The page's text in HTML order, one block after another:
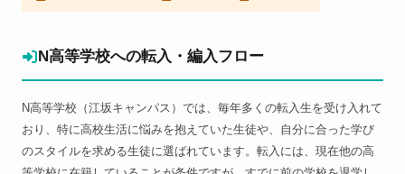
N高等学校への転入・編入フロー
N高等学校（江坂キャンパス）では、毎年多くの転入生を受け入れて
おり、特に高校生活に悩みを抱えていた生徒や、自分に合った学び
のスタイルを求める生徒に選ばれています。転入には、現在他の高